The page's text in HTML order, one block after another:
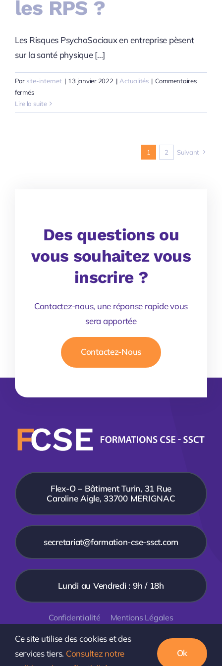
les RPS ?
Les Risques PsychoSociaux en entreprise pèsent
sur la santé physique [...]
Par site-internet | 13 janvier 2022 | Actualités | Commentaires
ferméssur
Comment
prévenir
Lire la suite
1 2 Suivant
Des questions ou
vous souhaitez vous
inscrire ?
Contactez-nous, une réponse rapide vous
sera apportée
Contactez-Nous
Flex-O – Bâtiment Turin, 31 Rue
Caroline Aigle, 33700 MERIGNAC
secretariat@formation-cse-ssct.com
Lundi au Vendredi : 9h / 18h
Confidentialité Mentions Légales
© 2018 - 2026 • FCSE • Tous droits réservés
CréaSites
Sud-Ouest - Création de site internet à Bordeaux
Ce site utilise des cookies et des
services tiers. Consultez notre
Ok